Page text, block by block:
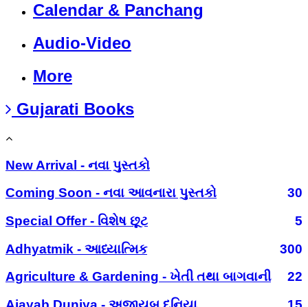
Calendar & Panchang
Audio-Video
More
Gujarati Books
New Arrival - નવા પુસ્તકો
Coming Soon - નવા આવનારા પુસ્તકો
30
Special Offer - વિશેષ છૂટ
5
Adhyatmik - આધ્યાત્મિક
300
Agriculture & Gardening - ખેતી તથા બાગવાની
22